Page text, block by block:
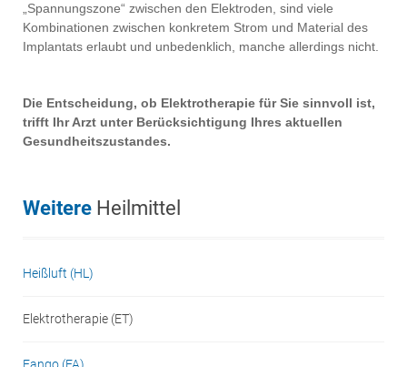
„Spannungszone“ zwischen den Elektroden, sind viele
Kombinationen zwischen konkretem Strom und Material des
Implantats erlaubt und unbedenklich, manche allerdings nicht.
Die Entscheidung, ob Elektrotherapie für Sie sinnvoll ist,
trifft Ihr Arzt unter Berücksichtigung Ihres aktuellen
Gesundheitszustandes.
Weitere Heilmittel
Heißluft (HL)
Elektrotherapie (ET)